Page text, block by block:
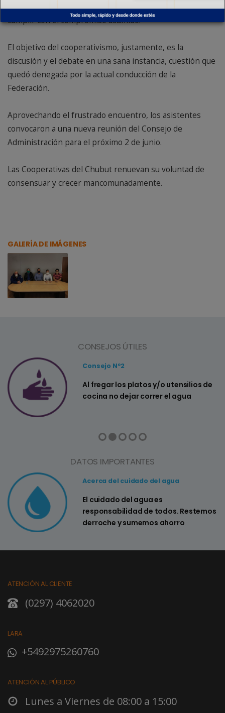
obligación de recorrer más de 1000 kilómetros para
cumplir con el compromiso asumido.
El objetivo del cooperativismo, justamente, es la
discusión y el debate en una sana instancia, cuestión que
quedó denegada por la actual conducción de la
Federación.
Aprovechando el frustrado encuentro, los asistentes
convocaron a una nueva reunión del Consejo de
Administración para el próximo 2 de junio.
Las Cooperativas del Chubut renuevan su voluntad de
consensuar y crecer mancomunadamente.
GALERÍA DE IMÁGENES
CONSEJOS ÚTILES
Consejo Nº2
Al fregar los platos y/o utensilios de
cocina no dejar correr el agua
DATOS IMPORTANTES
Acerca del cuidado del agua
El cuidado del agua es
responsabilidad de todos. Restemos
derroche y sumemos ahorro
ATENCIÓN AL CLIENTE
(0297) 4062020
LARA
+5492975260760
ATENCIÓN AL PÚBLICO
Lunes a Viernes de 08:00 a 15:00